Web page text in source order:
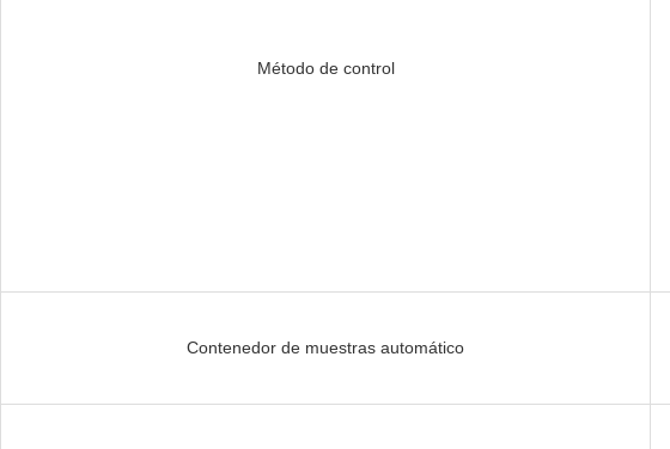
Método de control
Contenedor de muestras automático